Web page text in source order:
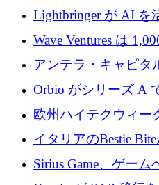
ユーロを確保
Lightbringer が AI を
拡大するために
Wave Ventures は
者補助金で 10 周年
アンテラ・キャピタ
アグリテクノロジー
するファンド III の
に到達
Orbio がシリーズ A
AI 労働力管理を世界
欧州ハイテクウィー
取引と5月のハイラ
イタリアのBestie
速するために150万
Sirius Game、ゲー
ために 130 万ユー